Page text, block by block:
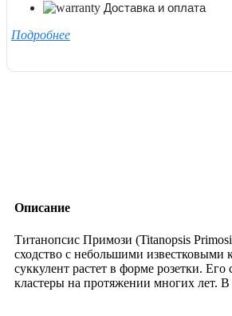
Доставка и оплата
Подробнее
Описание
Титанопсис Примози (Titanopsis
сходство с небольшими известковыми
суккулент растет в форме розетки.
кластеры на протяжении многих лет.